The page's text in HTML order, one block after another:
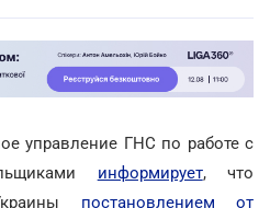
управление ГНС по работе с
информирует, что
постановлением от